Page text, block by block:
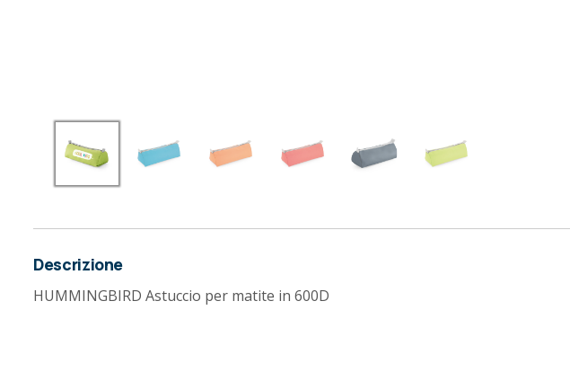
Descrizione
HUMMINGBIRD Astuccio per matite in 600D